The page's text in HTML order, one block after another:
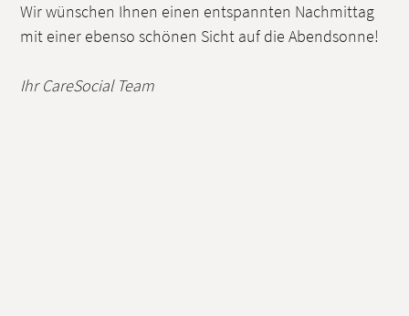
Wir wünschen Ihnen einen entspannten Nachmittag
mit einer ebenso schönen Sicht auf die Abendsonne!
Ihr CareSocial Team